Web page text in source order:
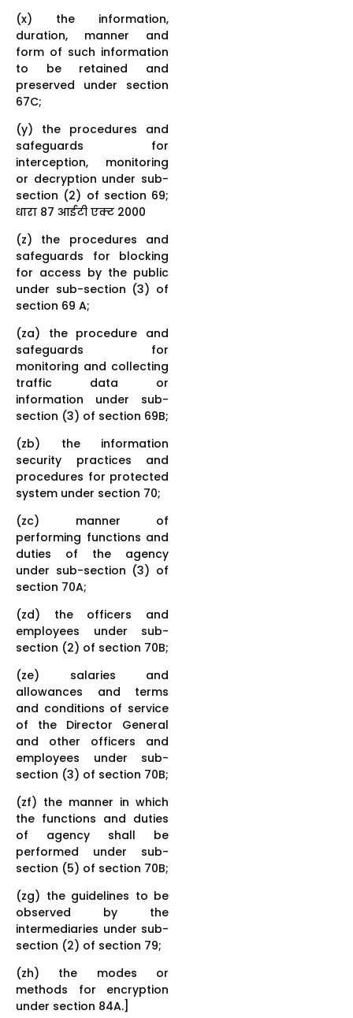
(x) the information,
duration, manner and
form of such information
to be retained and
preserved under section
67C;
(y) the procedures and
safeguards for
interception, monitoring
or decryption under sub-
section (2) of section 69;
धारा 87 आईटी एक्ट 2000
(z) the procedures and
safeguards for blocking
for access by the public
under sub-section (3) of
section 69 A;
(za) the procedure and
safeguards for
monitoring and collecting
traffic data or
information under sub-
section (3) of section 69B;
(zb) the information
security practices and
procedures for protected
system under section 70;
(zc) manner of
performing functions and
duties of the agency
under sub-section (3) of
section 70A;
(zd) the officers and
employees under sub-
section (2) of section 70B;
(ze) salaries and
allowances and terms
and conditions of service
of the Director General
and other officers and
employees under sub-
section (3) of section 70B;
(zf) the manner in which
the functions and duties
of agency shall be
performed under sub-
section (5) of section 70B;
(zg) the guidelines to be
observed by the
intermediaries under sub-
section (2) of section 79;
(zh) the modes or
methods for encryption
under section 84A.]